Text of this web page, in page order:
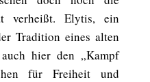
verheißt. Elytis, ein
Tradition eines alten
hier den „Kampf
für Freiheit und